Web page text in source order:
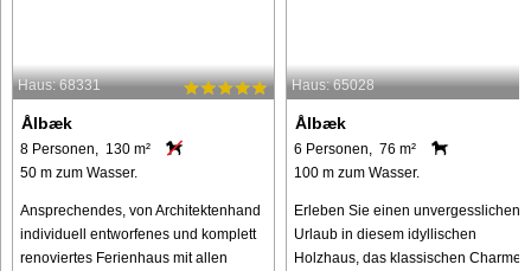
Haus: 68331
Ålbæk
8 Personen, 130 m²
50 m zum Wasser.
Ansprechendes, von Architektenhand
individuell entworfenes und komplett
renoviertes Ferienhaus mit allen
Haus: 65028
Ålbæk
6 Personen, 76 m²
100 m zum Wasser.
Erleben Sie einen unvergesslichen
Urlaub in diesem idyllischen
Holzhaus, das klassischen Charme